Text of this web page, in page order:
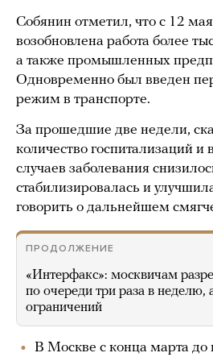
Собянин отметил, что с 12 мая
возобновлена работа более
а также промышленных
Одновременно был введен
режим в транспорте.
За прошедшие две недели,
количество госпитализаций
случаев заболевания
стабилизировалась и
говорить о дальнейшем
ПРОДОЛЖЕНИЕ
«Интерфакс»: москвичам
по очереди три раза в неделю,
ограничений
В Москве с конца марта до